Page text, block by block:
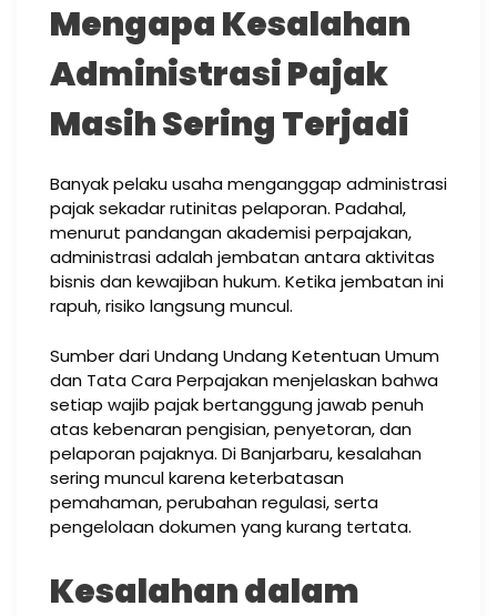
Mengapa Kesalahan
Administrasi Pajak
Masih Sering Terjadi
Banyak pelaku usaha menganggap administrasi
pajak sekadar rutinitas pelaporan. Padahal,
menurut pandangan akademisi perpajakan,
administrasi adalah jembatan antara aktivitas
bisnis dan kewajiban hukum. Ketika jembatan ini
rapuh, risiko langsung muncul.
Sumber dari Undang Undang Ketentuan Umum
dan Tata Cara Perpajakan menjelaskan bahwa
setiap wajib pajak bertanggung jawab penuh
atas kebenaran pengisian, penyetoran, dan
pelaporan pajaknya. Di Banjarbaru, kesalahan
sering muncul karena keterbatasan
pemahaman, perubahan regulasi, serta
pengelolaan dokumen yang kurang tertata.
Kesalahan dalam